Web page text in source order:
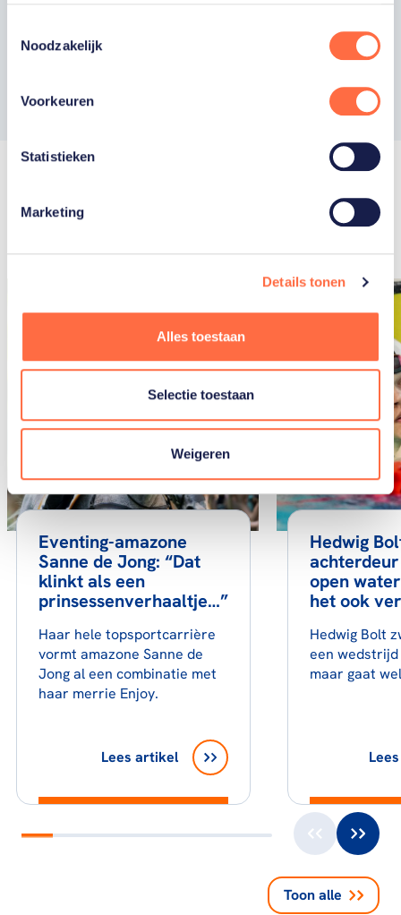
Noodzakelijk
Voorkeuren
Statistieken
Marketing
Details tonen
Alles toestaan
Selectie toestaan
Weigeren
Toon alle
Eventing-amazone
Sanne de Jong: “Dat
klinkt als een
prinsessenverhaaltje…”
Haar hele topsportcarrière
vormt amazone Sanne de
Jong al een combinatie met
haar merrie Enjoy.
Lees artikel
Hedwig
open
het ook
Hedwig Bolt
een
maar gaat
Toon alle